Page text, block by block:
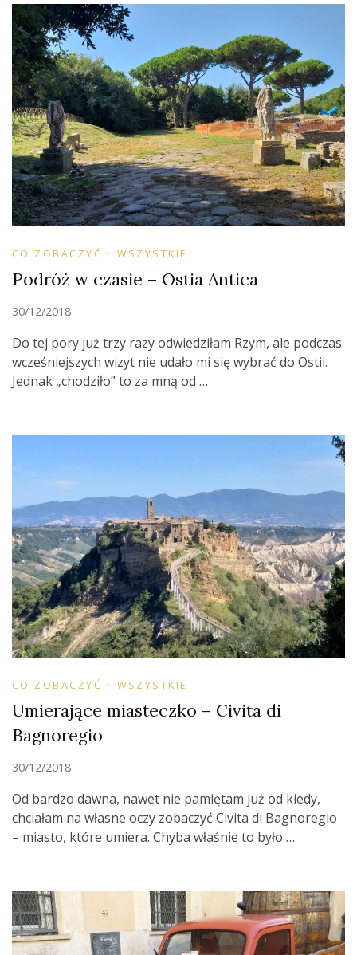
CO ZOBACZYĆ WSZYSTKIE
Podróż w czasie – Ostia Antica
30/12/2018
Do tej pory już trzy razy odwiedziłam Rzym, ale podczas
wcześniejszych wizyt nie udało mi się wybrać do Ostii.
Jednak „chodziło” to za mną od …
CO ZOBACZYĆ WSZYSTKIE
Umierające miasteczko – Civita di
Bagnoregio
30/12/2018
Od bardzo dawna, nawet nie pamiętam już od kiedy,
chciałam na własne oczy zobaczyć Civita di Bagnoregio
– miasto, które umiera. Chyba właśnie to było …